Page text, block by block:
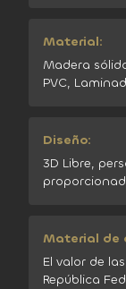
Material:
Madera
PVC,
Diseño:
3D Libre,
Material de
El valor de
República